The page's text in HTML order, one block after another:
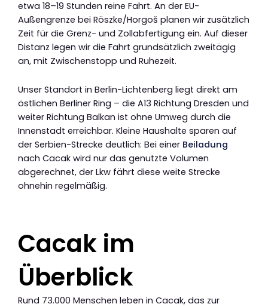
etwa 18–19 Stunden reine Fahrt. An der EU-
Außengrenze bei Röszke/Horgoš planen wir zusätzlich
Zeit für die Grenz- und Zollabfertigung ein. Auf dieser
Distanz legen wir die Fahrt grundsätzlich zweitägig
an, mit Zwischenstopp und Ruhezeit.
Unser Standort in Berlin-Lichtenberg liegt direkt am
östlichen Berliner Ring – die A13 Richtung Dresden und
weiter Richtung Balkan ist ohne Umweg durch die
Innenstadt erreichbar. Kleine Haushalte sparen auf
der Serbien-Strecke deutlich: Bei einer Beiladung
nach Cacak wird nur das genutzte Volumen
abgerechnet, der Lkw fährt diese weite Strecke
ohnehin regelmäßig.
Cacak im
Überblick
Rund 73.000 Menschen leben in Cacak, das zur